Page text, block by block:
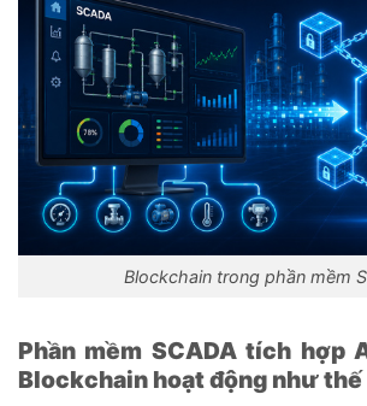
Blockchain trong phần mềm
Phần mềm SCADA tích hợp
Blockchain hoạt động như thế